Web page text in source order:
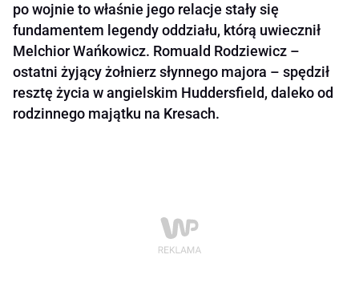
po wojnie to właśnie jego relacje stały się
fundamentem legendy oddziału, którą uwiecznił
Melchior Wańkowicz. Romuald Rodziewicz –
ostatni żyjący żołnierz słynnego majora – spędził
resztę życia w angielskim Huddersfield, daleko od
rodzinnego majątku na Kresach.